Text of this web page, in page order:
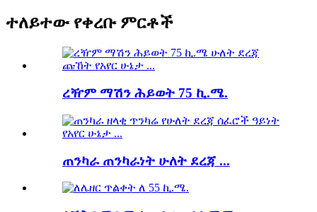
ተለይተው የቀረቡ ምርቶች
ረዥም ማሽን ሕይወት 75 ኪ.ሜ.
ጠንካራ ጠንካራነት ሁለት ደረጃ ...